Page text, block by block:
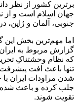
برترین کشور از نظر
جهان اسلام است و از
جنوبی، آلمان و ژاپن،
اما مهم‌ترین بخش
گزارش مربوط به
تنها باعث افت
شدن مراودات ایران با
جلب کرده و باعث
تقویت شوند.